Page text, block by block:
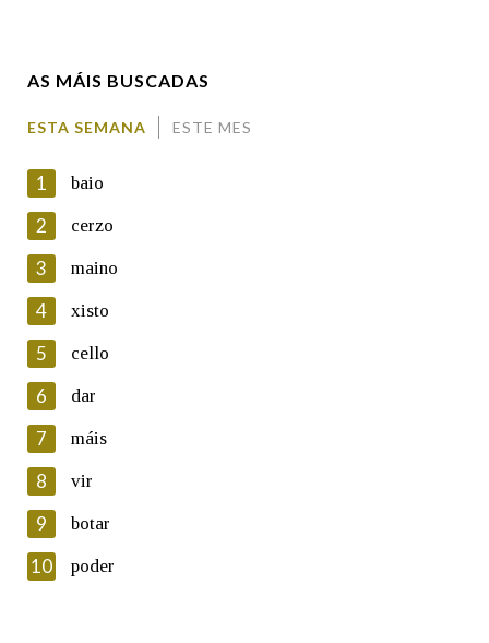
En cumprimento da normativa vixente en materia de
Protección de Datos de Carácter Persoal, a Real Academia
Galega informa a aqueles usuarios que faciliten o seu correo
electrónico, así como calquera outra información de carácter
persoal, que estes datos serán obxecto de tratamento
automatizado de carácter confidencial e incorporados aos seus
ficheiros informáticos. Así mesmo, os usuarios poderán exercer o
seu dereito de acceso, rectificación, oposición e cancelación dos
seus datos poñéndose en contacto connosco.
Lin e acepto as condicións da política de
Introduce o código que aparece na imaxe:
AS MÁIS BUSCADAS
ESTA SEMANA ESTE MES
1 baio
2 cerzo
3 maino
4 xisto
5 cello
6 dar
7 máis
8 vir
9 botar
10 poder